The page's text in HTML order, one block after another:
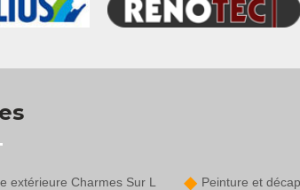
extérieure Charmes Sur L
Peinture et